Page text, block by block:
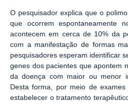
O pesquisador explica que o
que ocorrem espontaneamente
acontecem em cerca de 10% da
com a manifestação de formas
pesquisadores esperam identificar
genes dos pacientes que apontem
da doença com maior ou menor
Desta forma, por meio de exames
estabelecer o tratamento